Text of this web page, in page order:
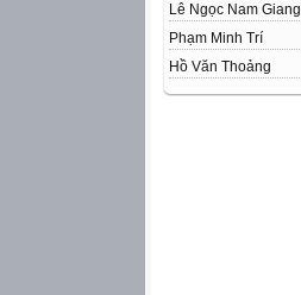
Lê Ngọc Nam Giang
Phạm Minh Trí
Hồ Văn Thoảng